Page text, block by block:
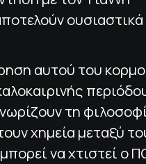
αυτού του
τη
χημεία μεταξύ
να χτιστεί ο